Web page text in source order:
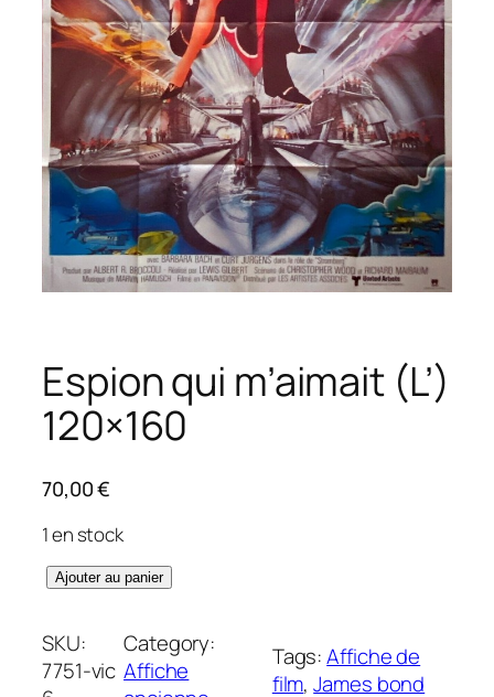
Espion qui m’aimait (L’)
120×160
70,00€
1 en stock
q
a
n
t
Ajouter au panier
SKU:
7751-vic
Category:
Affiche
Tags:Affiche de
film, James bond